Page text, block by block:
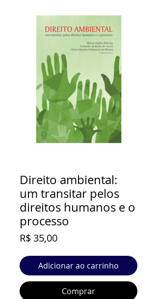
Direito ambiental:
um transitar pelos
direitos humanos e o
processo
R$ 35,00Preço
Adicionar ao carrinho
Comprar